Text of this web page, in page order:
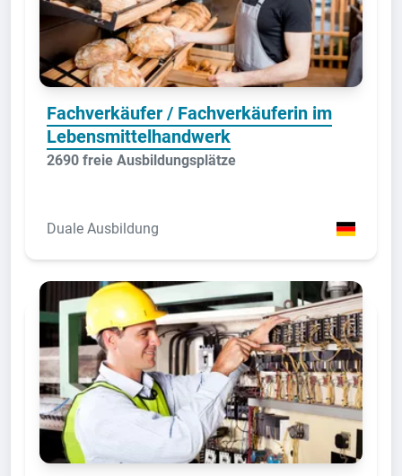
Fachverkäufer / Fachverkäuferin im
Lebensmittelhandwerk
2690 freie Ausbildungsplätze
Duale Ausbildung